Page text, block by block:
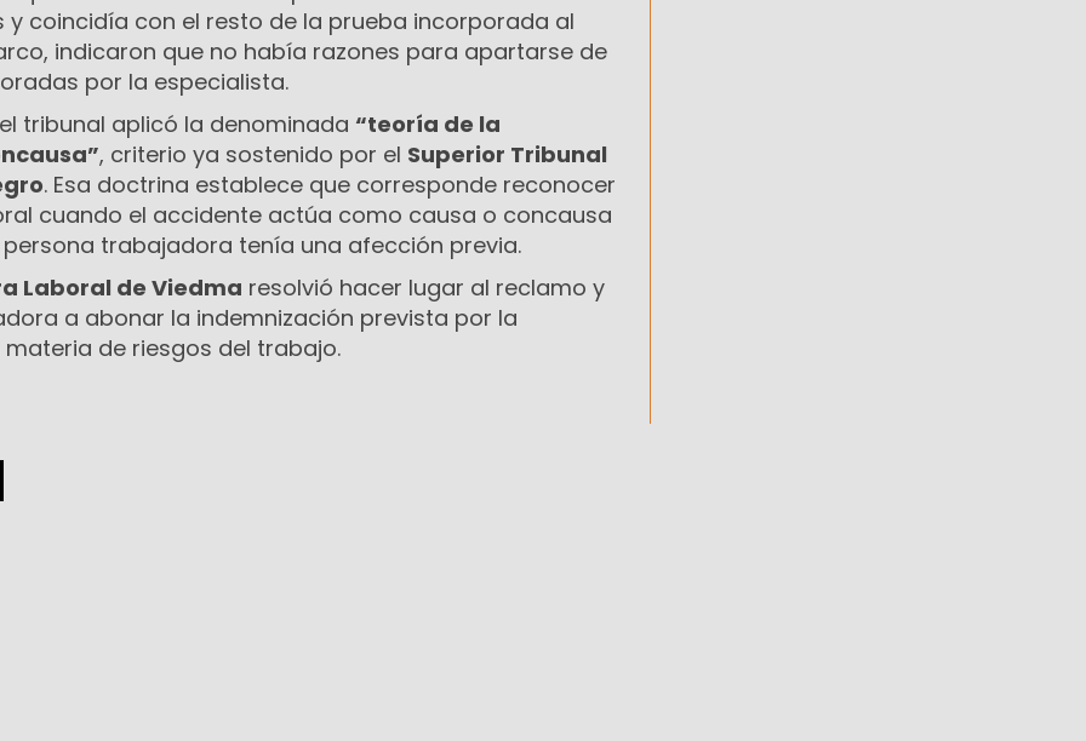
y coincidía con el resto de la prueba incorporada al
indicaron que no había razones para apartarse de
por la especialista.
tribunal aplicó la denominada “teoría de la
, criterio ya sostenido por el Superior Tribunal
. Esa doctrina establece que corresponde reconocer
cuando el accidente actúa como causa o concausa
trabajadora tenía una afección previa.
Laboral de Viedma resolvió hacer lugar al reclamo y
a abonar la indemnización prevista por la
de riesgos del trabajo.